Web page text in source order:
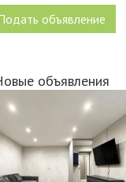
объявление
объявления